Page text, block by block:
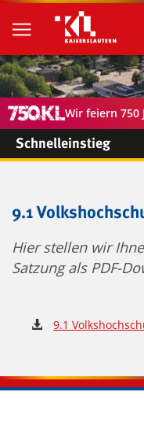
Wir feiern 750
Schnelleinstieg
9.1
Hier stellen wir
Satzung als PDF-
9.1